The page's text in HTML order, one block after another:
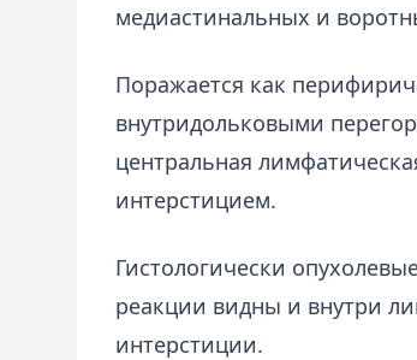
медиастинальных и
Поражается как
внутридольковыми
центральная
интерстицием.
Гистологически
реакции видны и внутри
интерстиции.